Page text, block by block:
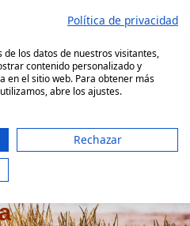
BBVA
Política de privacidad
los datos de nuestros visitantes,
contenido personalizado y
en el sitio web. Para obtener más
abre los ajustes.
Rechazar